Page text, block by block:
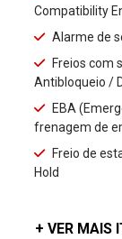
Compatibility
Alarme de
Freios com
Antibloqueio /
EBA
frenagem de
Freio de
Hold
+ VER MAIS